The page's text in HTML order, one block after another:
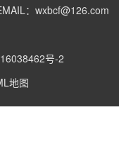
：wxbcf@126.com
号-2
地图